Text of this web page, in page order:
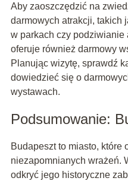
Aby zaoszczędzić na
darmowych atrakcji, takich
w parkach czy podziwianie
oferuje również darmowy
Planując wizytę, sprawdź
dowiedzieć się o
wystawach.
Podsumowanie:
Budapeszt to miasto, które
niezapomnianych wrażeń.
odkryć jego historyczne